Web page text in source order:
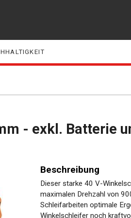
- exkl. Batterie
Beschreibung
Dieser starke 40 V-
maximalen Drehzahl von
Schleifarbeiten optimale
Winkelschleifer noch